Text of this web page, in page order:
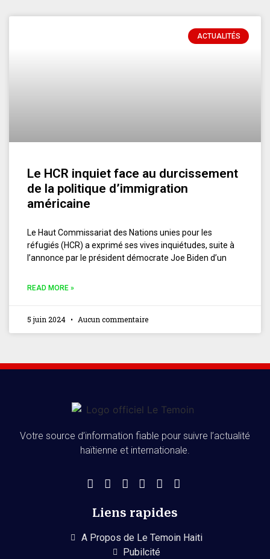
ACTUALITÉS
Le HCR inquiet face au durcissement
de la politique d’immigration
américaine
Le Haut Commissariat des Nations unies pour les
réfugiés (HCR) a exprimé ses vives inquiétudes, suite à
l’annonce par le président démocrate Joe Biden d’un
READ MORE »
5 juin 2024 Aucun commentaire
Votre source d’information fiable pour suivre l’actualité
haïtienne et internationale.
Liens rapides
A Propos de Le Temoin Haiti
Pubilcité